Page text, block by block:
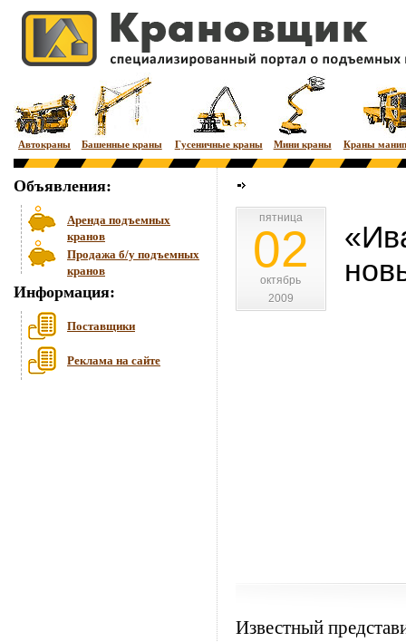
Автокраны Башенные краны Гусеничные краны Мини краны Краны
Объявления:
Аренда подъемных
кранов
Продажа б/у подъемных
кранов
Информация:
Поставщики
Реклама на сайте
пятница
пятница
02
октябрь
октябрь
2009
2009
Известный